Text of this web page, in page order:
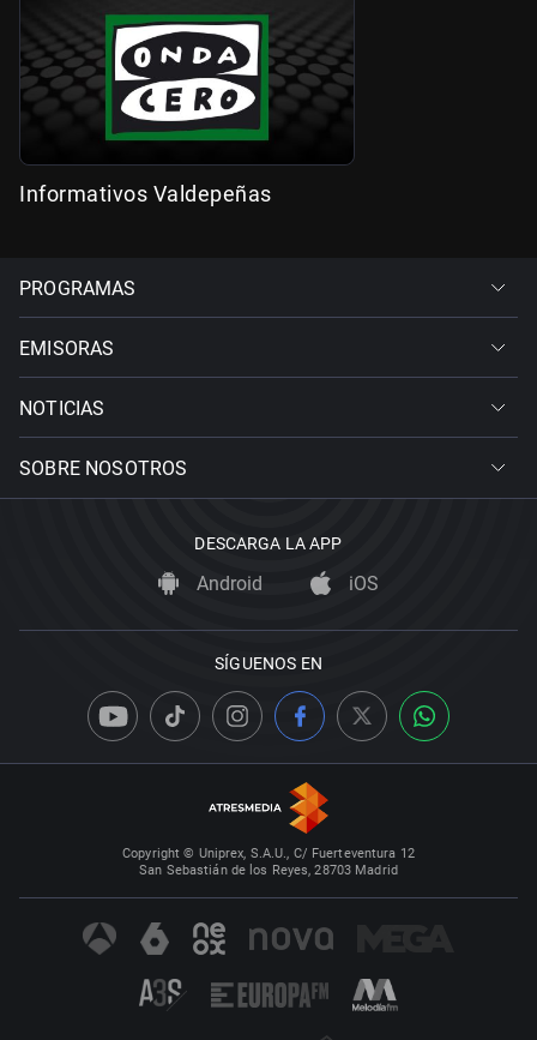
Informativos Valdepeñas
PROGRAMAS
EMISORAS
NOTICIAS
SOBRE NOSOTROS
DESCARGA LA APP
Android iOS
SÍGUENOS EN
Copyright © Uniprex, S.A.U., C/ Fuerteventura 12
San Sebastián de los Reyes, 28703 Madrid